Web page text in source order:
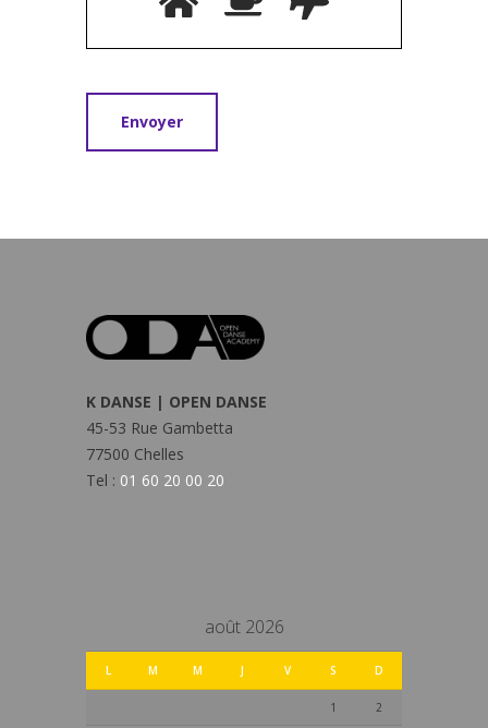
K DANSE | OPEN DANSE
45-53 Rue Gambetta
77500 Chelles
Tel : 01 60 20 00 20
août 2026
L M M J V S D
1 2